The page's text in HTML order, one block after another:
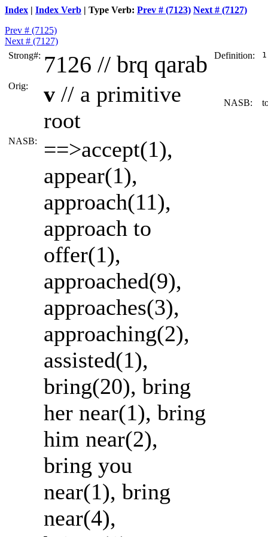
Index | Index Verb | Type Verb: Prev # (7123) Next # (7127)
Prev # (7125)
Next # (7127)
Strong#: 7126 // brq qarab
Orig: v // a primitive
root
NASB:
==>accept(1),
appear(1),
approach(11),
approach to
offer(1),
approached(9),
approaches(3),
approaching(2),
assisted(1),
bring(20), bring
her near(1), bring
him near(2),
bring you
near(1), bring
near(4),
Definition:
NASB: